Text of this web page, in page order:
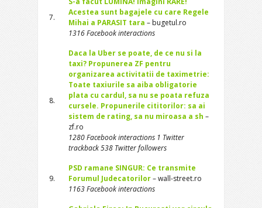
7.
Acestea sunt bagajele cu care Regele
Mihai a PARASIT tara – bugetul.ro
1316 Facebook interactions
8.
Daca la Uber se poate, de ce nu si la
taxi? Propunerea ZF pentru
organizarea activitatii de taximetrie:
Toate taxiurile sa aiba obligatorie
plata cu cardul, sa nu se poata refuza
cursele. Propunerile cititorilor: sa ai
sistem de rating, sa nu miroasa a sh –
zf.ro
1280 Facebook interactions 1 Twitter
trackback 538 Twitter followers
9.
PSD ramane SINGUR: Ce transmite
Forumul Judecatorilor– wall-street.ro
1163 Facebook interactions